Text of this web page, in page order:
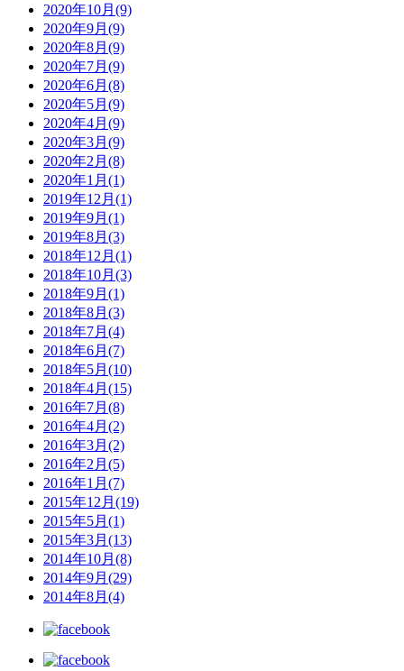
2020年10月(9)
2020年9月(9)
2020年8月(9)
2020年7月(9)
2020年6月(8)
2020年5月(9)
2020年4月(9)
2020年3月(9)
2020年2月(8)
2020年1月(1)
2019年12月(1)
2019年9月(1)
2019年8月(3)
2018年12月(1)
2018年10月(3)
2018年9月(1)
2018年8月(3)
2018年7月(4)
2018年6月(7)
2018年5月(10)
2018年4月(15)
2016年7月(8)
2016年4月(2)
2016年3月(2)
2016年2月(5)
2016年1月(7)
2015年12月(19)
2015年5月(1)
2015年3月(13)
2014年10月(8)
2014年9月(29)
2014年8月(4)